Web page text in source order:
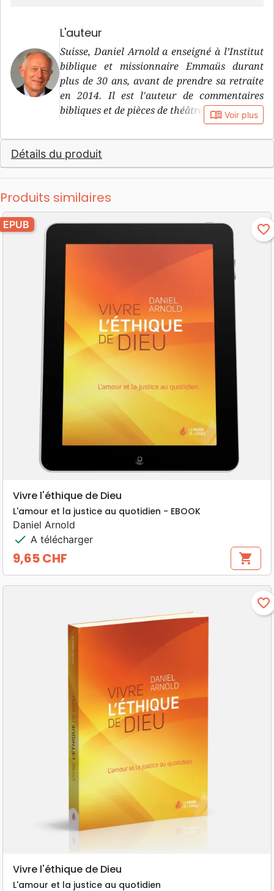
L'auteur
Suisse, Daniel Arnold a enseigné à l’Institut
biblique et missionnaire Emmaüs durant
plus de 30 ans, avant de prendre sa retraite
en 2014. Il est l'auteur de commentaires
bibliques et de pièces de théâtre, notamment.
book_open Voir plus
Détails du produit
Produits similaires
EPUB favorite_border
Vivre l'éthique de Dieu
L'amour et la justice au quotidien - EBOOK
Daniel Arnold
check A télécharger
Prix
9,65 CHF shopping_cart
favorite_border
Vivre l'éthique de Dieu
L'amour et la justice au quotidien